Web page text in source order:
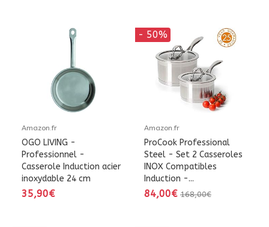
Amazon.fr
OGO LIVING -
Professionnel -
Casserole Induction acier
inoxydable 24 cm
35,90€
- 50%
Amazon.fr
ProCook Professional
Steel - Set 2 Casseroles
INOX Compatibles
Induction -...
84,00€ 168,00€